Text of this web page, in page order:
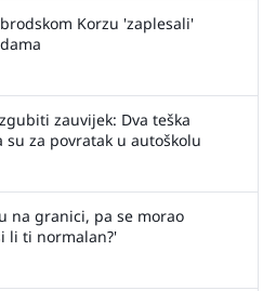
Korzu 'zaplesali'
zauvijek: Dva teška
su za povratak u autoškolu
na granici, pa se morao
li ti normalan?'